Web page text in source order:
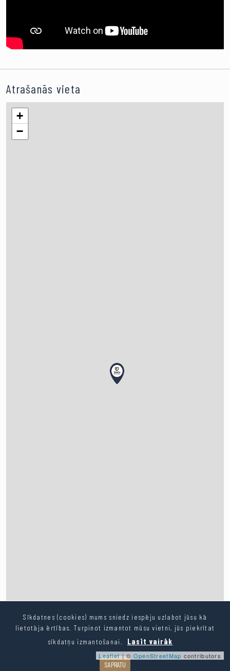
Atrašanās vieta
+
−
Leaflet| © OpenStreetMap contributors
Sīkdatnes (cookies) mums sniedz iespēju uzlabot jūsu kā
lietotāja ērtības. Turpinot izmantot mūsu vietni, jūs piekrītat
sīkdatņu izmantošanai.
Lasīt vairāk
SAPRATU